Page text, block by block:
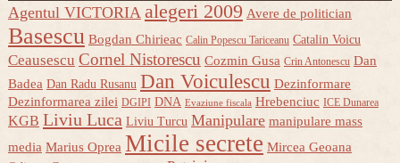
Agentul VICTORIA alegeri 2009 Avere de politician
Basescu Bogdan Chirieac Calin Popescu Tariceanu Catalin Voicu
Ceausescu Cornel Nistorescu Cozmin Gusa Crin Antonescu Dan
Badea Dan Radu Rusanu Dan Voiculescu Dezinformare
Dezinformarea zilei DGIPI DNA Evaziune fiscala Hrebenciuc ICE Dunarea
KGB Liviu Luca Liviu Turcu Manipulare manipulare mass
media Marius Oprea Micile secrete Mircea Geoana